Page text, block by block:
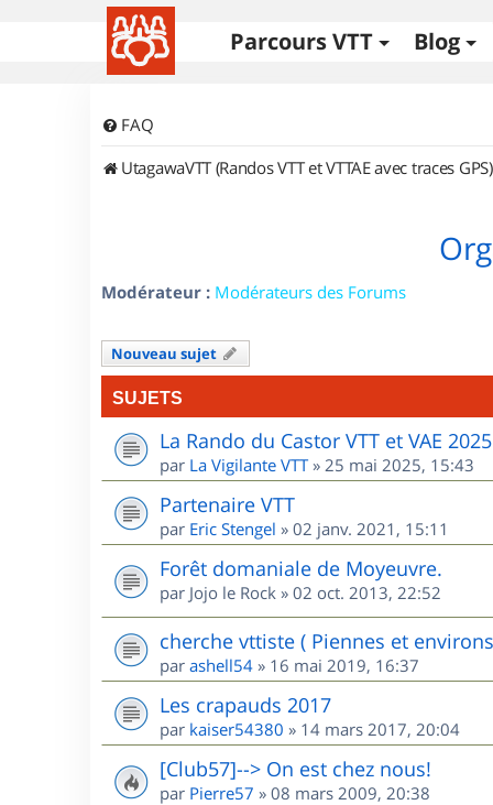
Parcours VTT Blog
FAQ
UtagawaVTT (Randos VTT et VTTAE avec traces GPS)
Modérateur : Modérateurs des Forums
Nouveau sujet
SUJETS
La Rando du Castor VTT et VAE 2025
par La Vigilante VTT» 25 mai 2025, 15:43
Partenaire VTT
par Eric Stengel » 02 janv. 2021, 15:11
Forêt domaniale de Moyeuvre.
par Jojo le Rock » 02 oct. 2013, 22:52
cherche vttiste ( Piennes et
par ashell54 » 16 mai 2019, 16:37
Les crapauds 2017
par kaiser54380 » 14 mars 2017, 20:04
[Club57]--> On est chez nous!
par Pierre57 » 08 mars 2009, 20:38